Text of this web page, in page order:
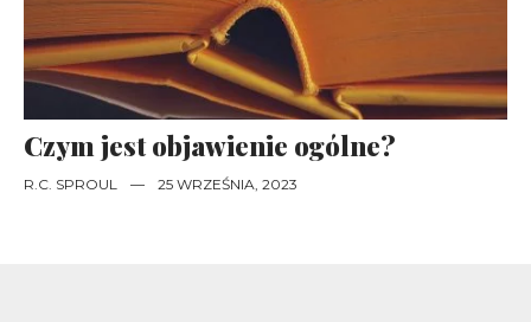
Czym jest objawienie ogólne?
R.C. SPROUL — 25 WRZEŚNIA, 2023